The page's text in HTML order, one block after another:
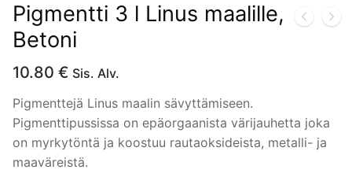
Pigmentti 3 l Linus maalille,
Betoni
10.80 € Sis. Alv.
Pigmenttejä Linus maalin sävyttämiseen.
Pigmenttipussissa on epäorgaanista värijauhetta joka
on myrkytöntä ja koostuu rautaoksideista, metalli- ja
maaväreistä.